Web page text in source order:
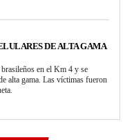
DE ALTA GAMA
en el Km 4 y se
alta gama. Las víctimas fueron